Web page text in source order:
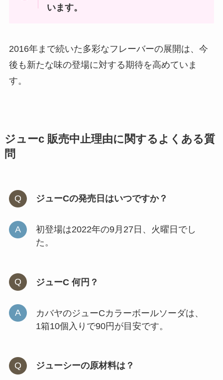
います。
2016年まで続いた多彩なフレーバーの展開は、今
後も新たな味の登場に対する期待を高めていま
す。
ジューc 販売中止理由に関するよくある質
問
ジューCの発売日はいつですか？
初登場は2022年の9月27日、火曜日でし
た。
ジューC 何円？
カバヤのジューCカラーボールソーダは、
1箱10個入りで90円が目安です。
ジューシーの原材料は？